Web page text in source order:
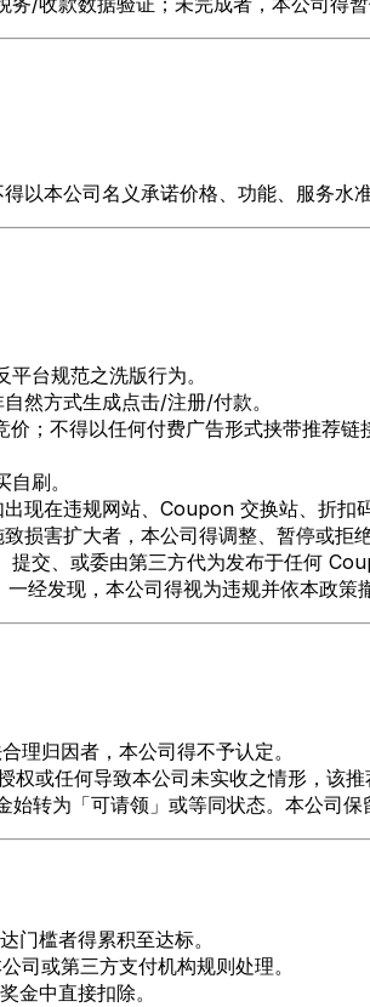
以本公司名义承诺价格、功能、服务水准
台规范之洗版行为。
然方式生成点击/注册/付款。
；不得以任何付费广告形式挟带推荐链
刷。
现在违规网站、Coupon 交换站、折
损害扩大者，本公司得调整、暂停或拒
交、或委由第三方代为发布于任何
发现，本公司得视为违规并依本政策
理归因者，本公司得不予认定。
权或任何导致本公司未实收之情形，该推
始转为「可请领」或等同状态。本公司保
门槛者得累积至达标。
司或第三方支付机构规则处理。
金中直接扣除。